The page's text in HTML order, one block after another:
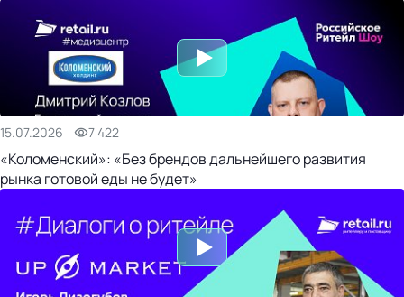
15.07.2026 7 422
«Коломенский»: «Без брендов дальнейшего развития
рынка готовой еды не будет»